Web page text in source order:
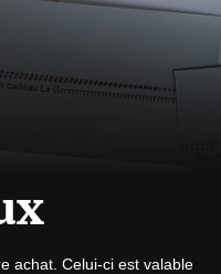
achat. Celui-ci est valable